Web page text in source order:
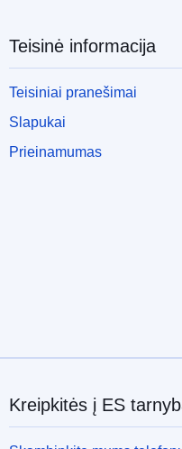
Teisinė informacija
Teisiniai pranešimai
Slapukai
Prieinamumas
Kreipkitės į ES